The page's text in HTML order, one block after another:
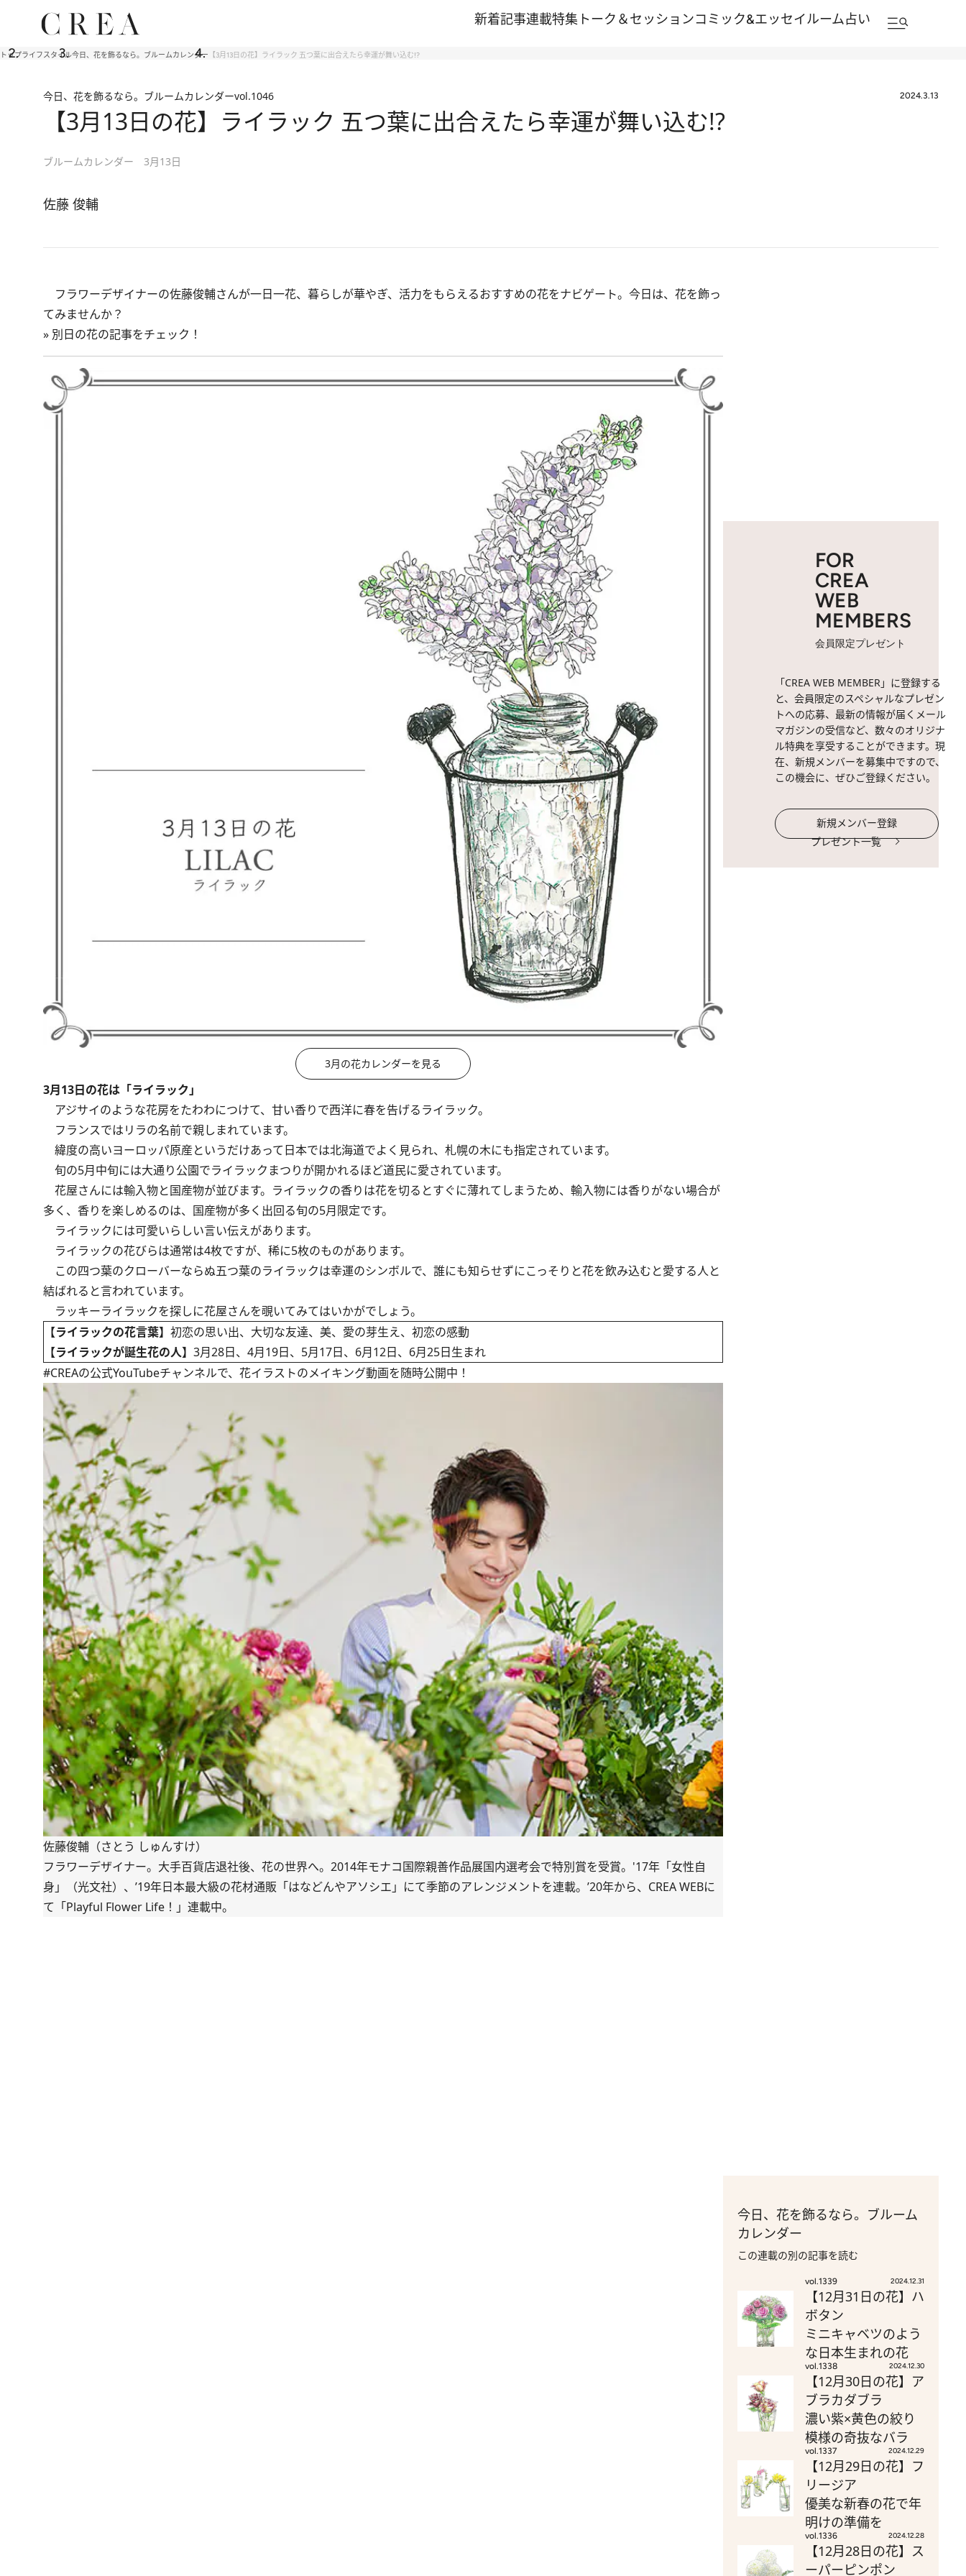
新着記事連載特集 トーク＆セッションコミック&エッセイルーム占い
トップライフスタイル今日、花を飾るなら。ブルームカレンダー 【3月13日の花】ライラック 五つ葉に出合えたら幸運が舞い込む!?
今日、花を飾るなら。ブルームカレンダーvol.1046 2024.3.13
【3月13日の花】ライラック 五つ葉に出合えたら幸運が舞い込む!?
ブルームカレンダー 3月13日
佐藤 俊輔
フラワーデザイナーの佐藤俊輔さんが一日一花、暮らしが華やぎ、活力をもらえるおすすめの花をナビゲート。今日は、花を飾っ
てみませんか？
» 別日の花の記事をチェック！
3月の花カレンダーを見る
3月13日の花は「ライラック」
アジサイのような花房をたわわにつけて、甘い香りで西洋に春を告げるライラック。
フランスではリラの名前で親しまれています。
緯度の高いヨーロッパ原産というだけあって日本では北海道でよく見られ、札幌の木にも指定されています。
旬の5月中旬には大通り公園でライラックまつりが開かれるほど道民に愛されています。
花屋さんには輸入物と国産物が並びます。ライラックの香りは花を切るとすぐに薄れてしまうため、輸入物には香りがない場合が
多く、香りを楽しめるのは、国産物が多く出回る旬の5月限定です。
ライラックには可愛いらしい言い伝えがあります。
ライラックの花びらは通常は4枚ですが、稀に5枚のものがあります。
この四つ葉のクローバーならぬ五つ葉のライラックは幸運のシンボルで、誰にも知らせずにこっそりと花を飲み込むと愛する人と
結ばれると言われています。
ラッキーライラックを探しに花屋さんを覗いてみてはいかがでしょう。
【ライラックの花言葉】 初恋の思い出、大切な友達、美、愛の芽生え、初恋の感動
【ライラックが誕生花の人】 3月28日、4月19日、5月17日、6月12日、6月25日生まれ
#CREAの公式YouTubeチャンネルで、花イラストのメイキング動画を随時公開中！
佐藤俊輔（さとう しゅんすけ）
フラワーデザイナー。大手百貨店退社後、花の世界へ。2014年モナコ国際親善作品展国内選考会で特別賞を受賞。'17年「女性自
身」（光文社）、’19年日本最大級の花材通販「はなどんやアソシエ 」にて季節のアレンジメントを連載。’20年から、CREA WEBに
て「Playful Flower Life！ 」連載中。
FOR
CREA
WEB
MEMBERS
会員限定プレゼント
「CREA WEB MEMBER」に登録する
と、会員限定のスペシャルなプレゼン
トへの応募、最新の情報が届くメール
マガジンの受信など、数々のオリジナ
ル特典を享受することができます。現
在、新規メンバーを募集中ですので、
この機会に、ぜひご登録ください。
新規メンバー登録
プレゼント一覧
今日、花を飾るなら。ブルーム
カレンダー
この連載の別の記事を読む
vol.1339 2024.12.31
【12月31日の花】ハ
ボタン
ミニキャベツのよう
な日本生まれの花
vol.1338 2024.12.30
【12月30日の花】ア
ブラカダブラ
濃い紫×黄色の絞り
模様の奇抜なバラ
vol.1337 2024.12.29
【12月29日の花】フ
リージア
優美な新春の花で年
明けの準備を
vol.1336 2024.12.28
【12月28日の花】ス
ーパーピンポン